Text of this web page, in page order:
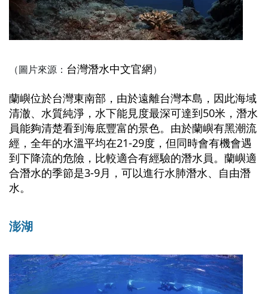
（圖片來源： 台灣潛水中文官網）
蘭嶼位於台灣東南部，由於遠離台灣本島，因此海域
清澈、水質純淨，水下能見度最深可達到50米，潛水
員能夠清楚看到海底豐富的景色。由於蘭嶼有黑潮流
經，全年的水溫平均在21-29度，但同時會有機會遇
到下降流的危險，比較適合有經驗的潛水員。蘭嶼適
合潛水的季節是3-9月，可以進行水肺潛水、自由潛
水。
澎湖